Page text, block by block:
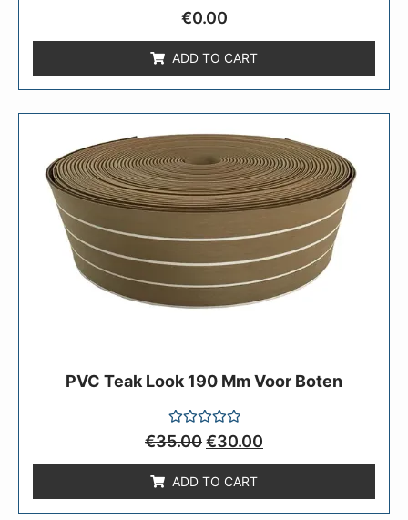
Rated
of
5
€0.00
ADD TO CART
PVC Teak Look 190 Mm Voor Boten
Rated
0
of
5
€35.00€30.00
ADD TO CART